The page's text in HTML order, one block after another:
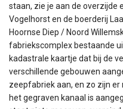
staan, zie je aan de overzijde
Vogelhorst en de boerderij
Hoornse Diep / Noord
fabriekscomplex bestaande
kadastrale kaartje dat bij de
verschillende gebouwen
zeepfabriek aan, en zo zijn
het gegraven kanaal is